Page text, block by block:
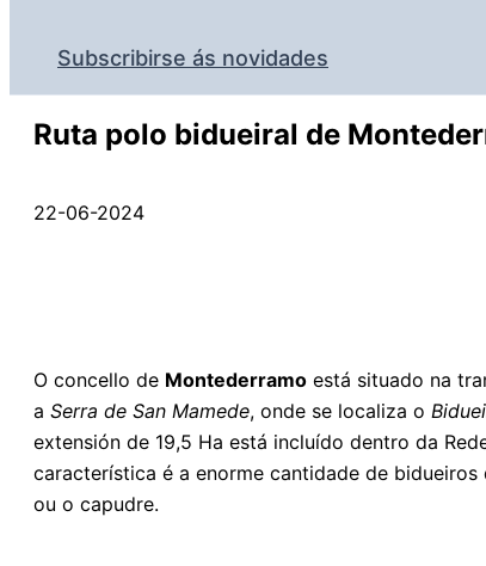
Subscribirse ás novidades
Ruta polo bidueiral de
22-06-2024
O concello de Montederramo está situado na
a Serra de San Mamede, onde se localiza o
extensión de 19,5 Ha está incluído dentro da
característica é a enorme cantidade de
ou o capudre.